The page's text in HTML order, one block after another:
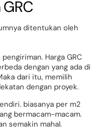
ditentukan oleh
Harga GRC
dengan yang ada di
dari itu, memilih
dengan proyek.
biasanya per m2
bermacam-macam.
semakin mahal.